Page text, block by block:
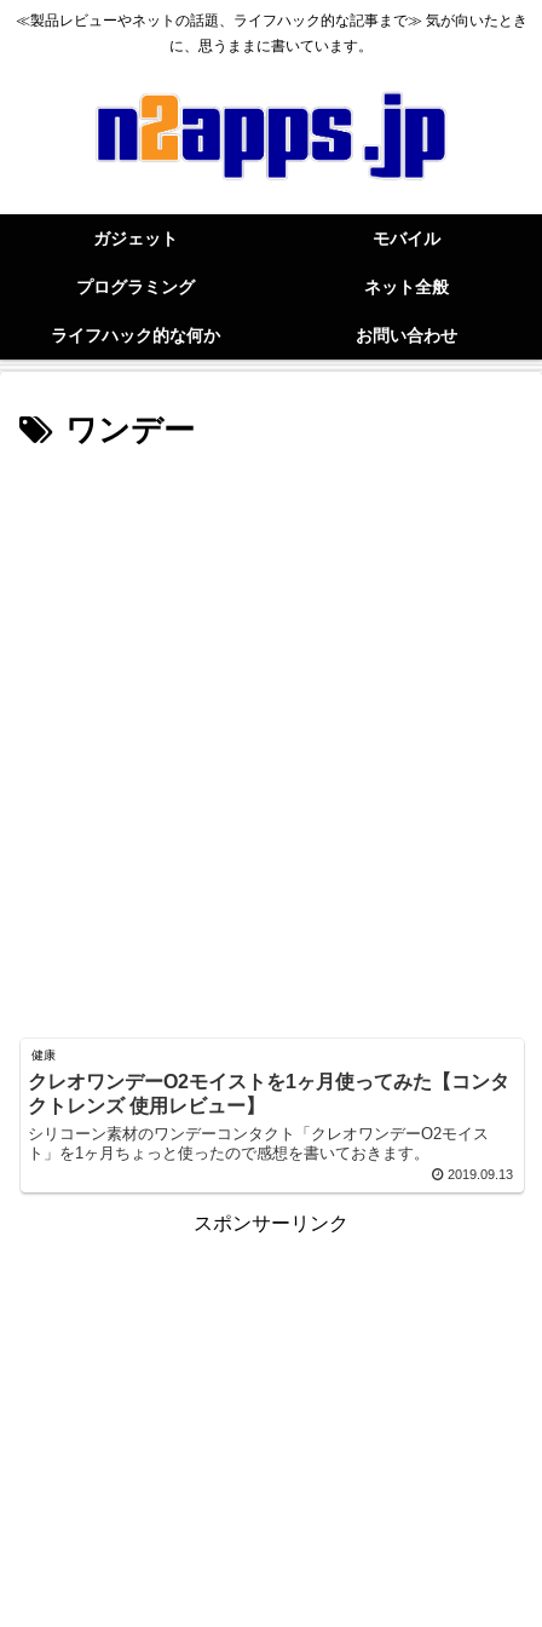
≪製品レビューやネットの話題、ライフハック的な記事まで≫ 気が向いたとき
に、思うままに書いています。
ガジェット モバイル
プログラミング ネット全般
ライフハック的な何か お問い合わせ
ワンデー
健康
クレオワンデーO2モイストを1ヶ月使ってみた【コンタ
クトレンズ 使用レビュー】
シリコーン素材のワンデーコンタクト「クレオワンデーO2モイス
ト」を1ヶ月ちょっと使ったので感想を書いておきます。
2019.09.13
スポンサーリンク